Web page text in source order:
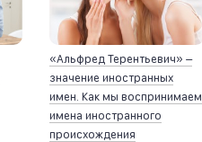
«Альфред Терентьевич» –
значение иностранных
имен. Как мы воспринимаем
имена иностранного
происхождения